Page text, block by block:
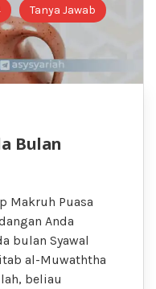
Tanya Jawab
Bulan
Makruh Puasa
Anda
bulan Syawal
al-Muwaththa
beliau